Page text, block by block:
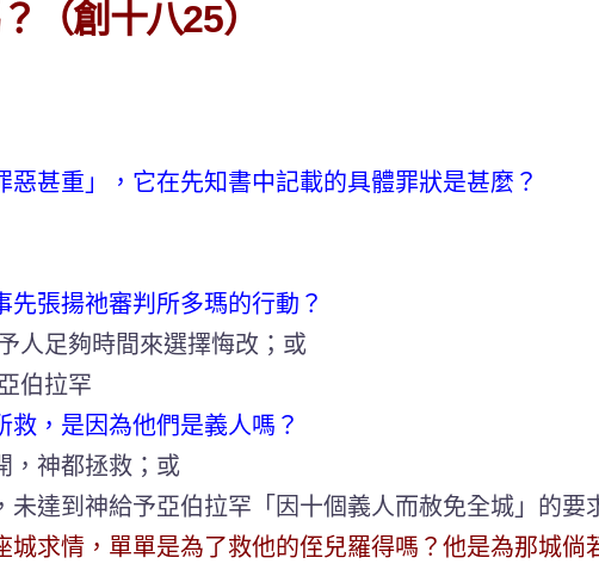
（創十八25）
惡甚重」，它在先知書中記載的具體罪狀是甚麼？
張揚祂審判所多瑪的行動？
人足夠時間來選擇悔改；或
伯拉罕
救，是因為他們是義人嗎？
，神都拯救；或
達到神給予亞伯拉罕「因十個義人而赦免全城」的要
城求情，單單是為了救他的侄兒羅得嗎？他是為那城